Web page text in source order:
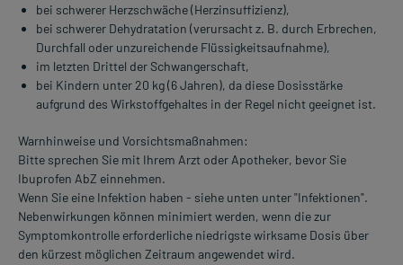
bei schwerer Herzschwäche (Herzinsuffizienz),
bei schwerer Dehydratation (verursacht z. B. durch Erbrechen,
Durchfall oder unzureichende Flüssigkeitsaufnahme),
im letzten Drittel der Schwangerschaft,
bei Kindern unter 20 kg (6 Jahren), da diese Dosisstärke
aufgrund des Wirkstoffgehaltes in der Regel nicht geeignet ist.
Warnhinweise und Vorsichtsmaßnahmen:
Bitte sprechen Sie mit Ihrem Arzt oder Apotheker, bevor Sie
Ibuprofen AbZ einnehmen.
Wenn Sie eine Infektion haben - siehe unten unter "Infektionen".
Nebenwirkungen können minimiert werden, wenn die zur
Symptomkontrolle erforderliche niedrigste wirksame Dosis über
den kürzest möglichen Zeitraum angewendet wird.